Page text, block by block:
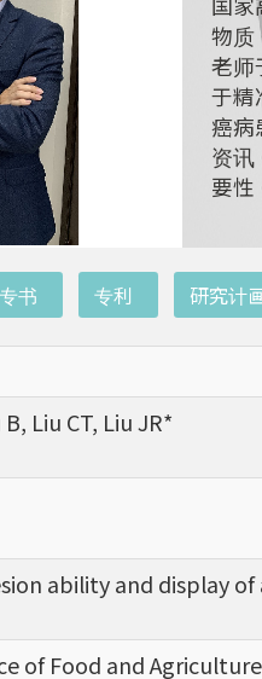
物质
老师
于精
癌病
资讯
要性
专书 专利 研究计
Liu CT, Liu JR*
ability and display
of Food and Agriculture